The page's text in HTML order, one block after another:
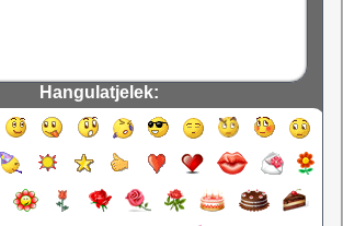
Hangulatjelek: